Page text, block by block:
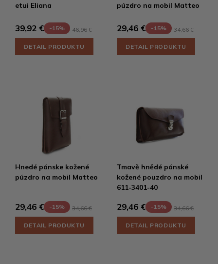
etui Eliana
39,92 € -15% 46,96 €
DETAIL PRODUKTU
púzdro na mobil Matteo
29,46 € -15% 34,66 €
DETAIL PRODUKTU
Hnedé pánske kožené
púzdro na mobil Matteo
29,46 € -15% 34,66 €
DETAIL PRODUKTU
Tmavě hnědé pánské
kožené pouzdro na mobil
611-3401-40
29,46 € -15% 34,66 €
DETAIL PRODUKTU